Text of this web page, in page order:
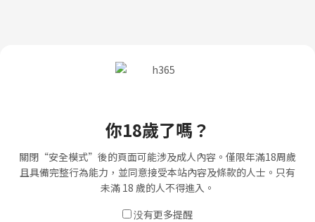
你18歲了嗎？
關閉“安全模式”後的頁面可能涉及成人內容。僅限年滿18周歲
且具備完整行為能力，並同意接受本站內容及條款的人士。只有
未滿 18 歲的人不得進入。
没有更多提醒